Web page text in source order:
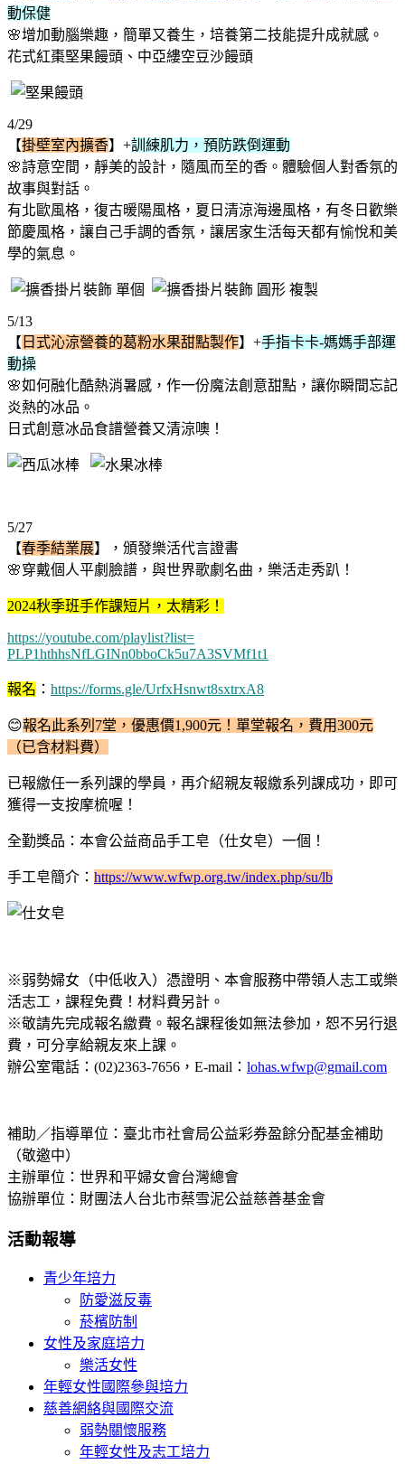
動保健
🌸增加動腦樂趣，簡單又養生，培養第二技能提升成就感。
花式紅棗堅果饅頭、中亞縷空豆沙饅頭
4/29
【掛壁室內擴香】+訓練肌力，預防跌倒運動
🌸詩意空間，靜美的設計，隨風而至的香。體驗個人對香氛的
故事與對話。
有北歐風格，復古暖陽風格，夏日清涼海邊風格，有冬日歡樂
節慶風格，讓自己手調的香氛，讓居家生活每天都有愉悅和美
學的氣息。
5/13
【 日式沁涼營養的葛粉水果甜點製作】+手指卡卡-媽媽手部運
動操
🌸如何融化酷熱消暑感，作一份魔法創意甜點，讓你瞬間忘記
炎熱的冰品。
日式創意冰品食譜營養又清涼噢！
5/27
【春季結業展】，頒發樂活代言證書
🌸穿戴個人平劇臉譜，與世界歌劇名曲，樂活走秀趴！
2024秋季班手作課短片，太精彩！
https://youtube.com/playlist?list=
PLP1hthhsNfLGINn0bboCk5u7A3SVMf1t1
報名 ： https://forms.gle/UrfxHsnwt8sxtrxA8
😊報名此系列7堂，優惠價1,900元！單堂報名，費用300元
（已含材料費）
已報繳任一系列課的學員，再介紹親友報繳系列課成功，即可
獲得一支按摩梳喔！
全勤獎品：本會公益商品手工皂（仕女皂）一個！
手工皂簡介： https://www.wfwp.org.tw/index.php/su/lb
※弱勢婦女（中低收入）憑證明、本會服務中帶領人志工或樂
活志工，課程免費！材料費另計。
※敬請先完成報名繳費。報名課程後如無法參加，恕不另行退
費，可分享給親友來上課。
辦公室電話：(02)2363-7656，E-mail： lohas.wfwp@gmail.com
補助／指導單位：臺北市社會局公益彩券盈餘分配基金補助
（敬邀中）
主辦單位：世界和平婦女會台灣總會
協辦單位：財團法人台北市蔡雪泥公益慈善基金會
活動報導
青少年培力
防愛滋反毒
菸檳防制
女性及家庭培力
樂活女性
年輕女性國際參與培力
慈善網絡與國際交流
弱勢關懷服務
年輕女性及志工培力